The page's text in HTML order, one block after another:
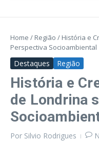
Home / Região / História e
Perspectiva Socioambiental
Destaques Região
História e
de Londrina
Por Silvio Rodrigues